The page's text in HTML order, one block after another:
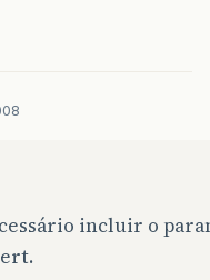
incluir o